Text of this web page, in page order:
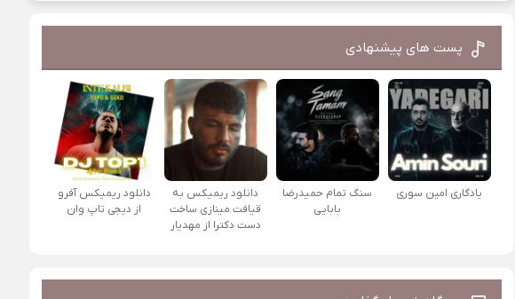
پست های پیشنهادی
یادگاری امین سوری
سنگ تمام حمیدرضا
بابایی
دانلود ریمیکس به
قیافت مینازی ساخت
دست دکترا از مهدیار
دانلود ریمیکس آفرو
از ديجی تاپ وان